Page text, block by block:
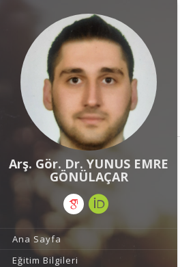
Arş. Gör. Dr. YUNUS EMRE
GÖNÜLAÇAR
Ana Sayfa
Eğitim Bilgileri